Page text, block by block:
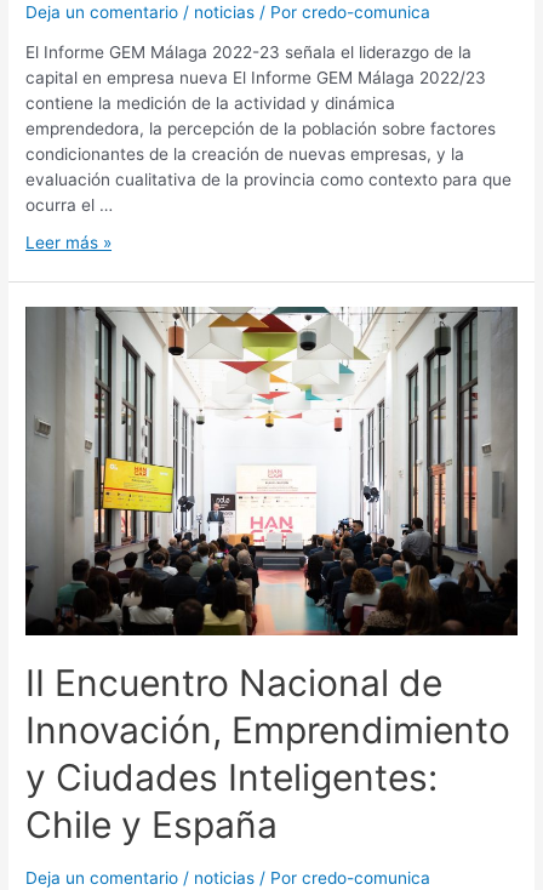
Deja un comentario / noticias / Porcredo-comunica
El Informe GEM Málaga 2022-23 señala el liderazgo de la
capital en empresa nueva El Informe GEM Málaga 2022/23
contiene la medición de la actividad y dinámica
emprendedora, la percepción de la población sobre factores
condicionantes de la creación de nuevas empresas, y la
evaluación cualitativa de la provincia como contexto para que
ocurra el …
Leer más »
II Encuentro Nacional de
Innovación, Emprendimiento
y Ciudades Inteligentes:
Chile y España
Deja un comentario / noticias / Porcredo-comunica